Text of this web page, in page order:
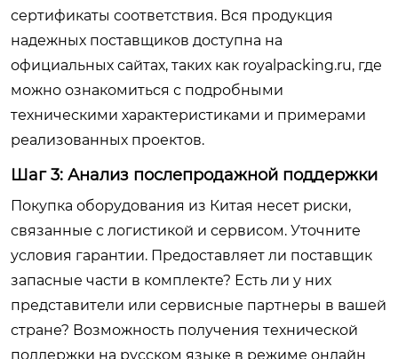
сертификаты соответствия. Вся продукция
надежных поставщиков доступна на
официальных сайтах, таких как royalpacking.ru, где
можно ознакомиться с подробными
техническими характеристиками и примерами
реализованных проектов.
Шаг 3: Анализ послепродажной поддержки
Покупка оборудования из Китая несет риски,
связанные с логистикой и сервисом. Уточните
условия гарантии. Предоставляет ли поставщик
запасные части в комплекте? Есть ли у них
представители или сервисные партнеры в вашей
стране? Возможность получения технической
поддержки на русском языке в режиме онлайн